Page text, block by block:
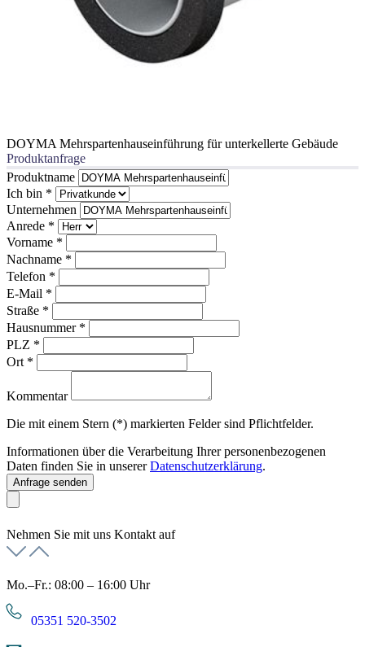
DOYMA Mehrspartenhauseinführung für unterkellerte Gebäude
Produktanfrage
Produktname
Ich bin *
Unternehmen
Anrede *
Vorname *
Nachname *
Telefon *
E-Mail *
Straße *
Hausnummer *
PLZ *
Ort *
Kommentar
Die mit einem Stern (*) markierten Felder sind Pflichtfelder.
Informationen über die Verarbeitung Ihrer personenbezogenen
Daten finden Sie in unsererDatenschutzerklärung.
Anfrage senden
Nehmen Sie mit uns Kontakt auf
Mo.–Fr.: 08:00 – 16:00 Uhr
05351 520-3502